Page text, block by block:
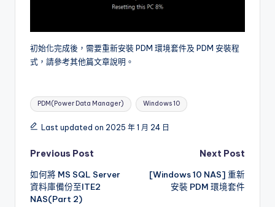
初始化完成後，需要重新安裝 PDM 環境套件及 PDM 安裝程
式，請參考其他篇文章說明。
Tags:
PDM(Power Data Manager) Windows 10
Last updated on 2025 年 1 月 24 日
Post
navigation
Previous Post
如何將 MS SQL Server
資料庫備份至ITE2
NAS(Part 2)
Next Post
[Windows 10 NAS] 重新
安裝 PDM 環境套件